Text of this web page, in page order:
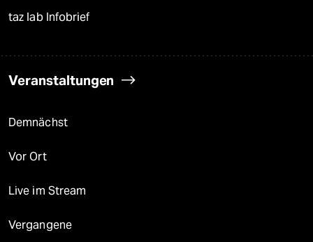
taz lab Infobrief
Veranstaltungen
Demnächst
Vor Ort
Live im Stream
Vergangene